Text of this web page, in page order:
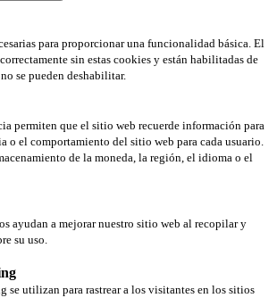
para proporcionar una funcionalidad básica. El
sin estas cookies y están habilitadas de
se pueden deshabilitar.
permiten que el sitio web recuerde información para
o el comportamiento del sitio web para cada usuario.
de la moneda, la región, el idioma o el
ayudan a mejorar nuestro sitio web al recopilar y
su uso.
se utilizan para rastrear a los visitantes en los sitios